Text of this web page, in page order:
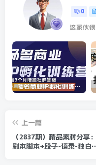
0
这家伙
杨名商业IP孵化训练营，从商业到内容到转化一站式学 价值5980元
上一篇
（2837期）精品素材分享：
剧本脚本+段子-语录-独白